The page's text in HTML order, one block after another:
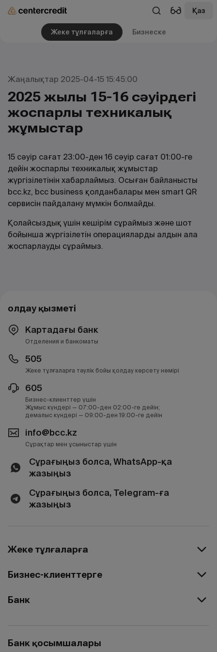
Қаз
Жеке тұлғаларға Бизнеске
Жаңалықтар 2025-04-15 15:45:00
2025 жылғы 15-16 сәуірдегі
жоспарлы техникалық
жұмыстар
15 сәуір сағат 23:00-ден 16 сәуір сағат 01:00-ге
дейін жоспарлы техникалық жұмыстар
жүргізілетінін хабарлаймыз. Осыған байланысты
bcc.kz, bcc business қолданбалары мен smart QR
сервисін пайдалану мүмкін болмайды.
Қолайсыздық үшін кешірім сұраймыз және шот
бойынша жүргізілетін операцияларды алдын ала
жоспарлауды сұраймыз.
Қолдау қызметі
Картадағы банк
Отделения и банкоматы
505
Жеке тұлғаларға тәулік бойы қолдау көрсету нөмірі
605
Бизнес-клиенттер үшін
Жұмыс күндері — 07:00-ден 02:00-ге дейін;
демалыс күндері — 09:00-ден 19:00-ге дейін
info@bcc.kz
Сұрақтар мен ұсыныстар үшін
Сұрағыңыз болса, WhatsApp-қа
жазыңыз
Сұрағыңыз болса, Telegram-ға
жазыңыз
Жеке тұлғаларға
Бизнес-клиенттерге
Банк
Банк қосымшалары